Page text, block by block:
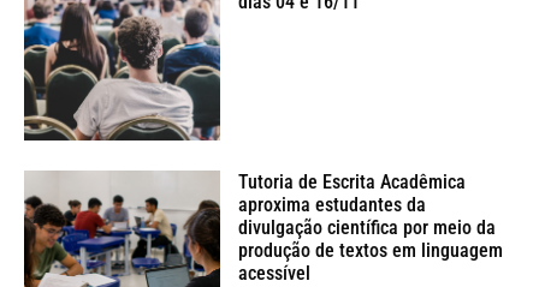
Tutoria de Escrita Acadêmica
aproxima estudantes da
divulgação científica por meio da
produção de textos em linguagem
acessível